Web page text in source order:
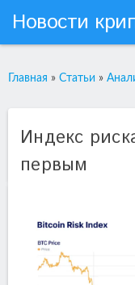
Новости
Главная » Статьи »
Индекс
первым